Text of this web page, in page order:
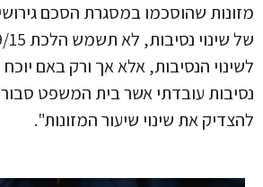
מזונות שהוסכמו במסגרת הסכם
לשינוי הנסיבות, אלא אך ורק באם
נסיבות עובדתי אשר בית המשפט סבור
להצדיק את שינוי שיעור המזונות".